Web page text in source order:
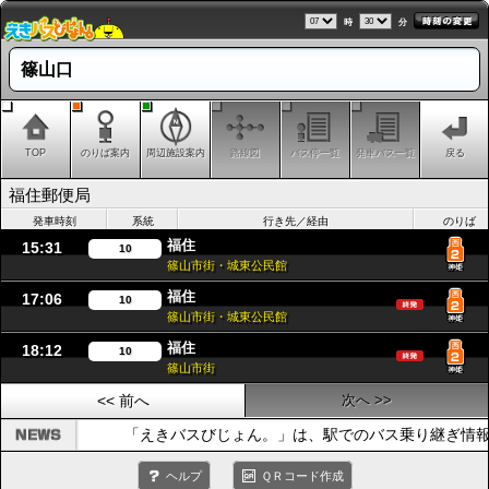
時 分
篠山口
TOP のりば案内 周辺施設案内 路線図 バス停一覧 発車バス一覧 戻る
福住郵便局
発車時刻 系統 行き先／経由 のりば
15:31 10 福住
篠山市街・城東公民館
17:06 10 福住
篠山市街・城東公民館
18:12 10 福住
篠山市街
<< 前へ 次へ >>
「えきバスびじょん。」は、駅でのバス乗り継ぎ情
ヘルプ ＱＲコード作成